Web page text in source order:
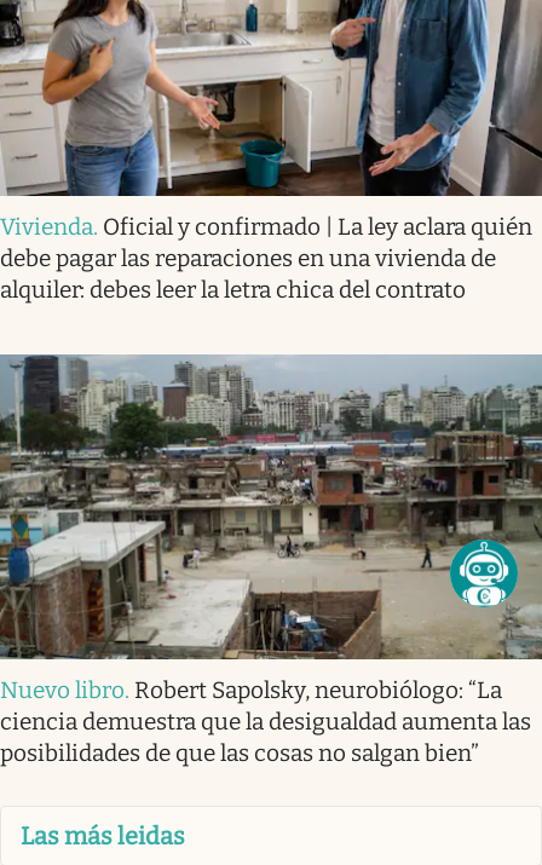
Vivienda. Oficial y confirmado | La ley aclara quién
debe pagar las reparaciones en una vivienda de
alquiler: debes leer la letra chica del contrato
Nuevo libro. Robert Sapolsky, neurobiólogo: “La
ciencia demuestra que la desigualdad aumenta las
posibilidades de que las cosas no salgan bien”
Las más leidas